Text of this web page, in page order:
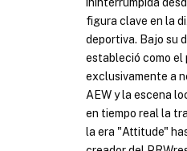
ininterrumpida
figura clave en la
deportiva. Bajo su
estableció como el
exclusivamente a
AEW y la escena
en tiempo real la
la era "Attitude"